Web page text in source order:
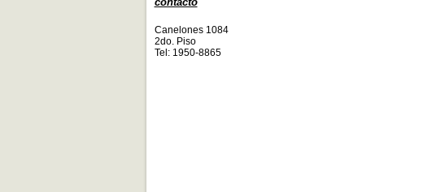
Canelones 1084
2do. Piso
Tel: 1950-8865